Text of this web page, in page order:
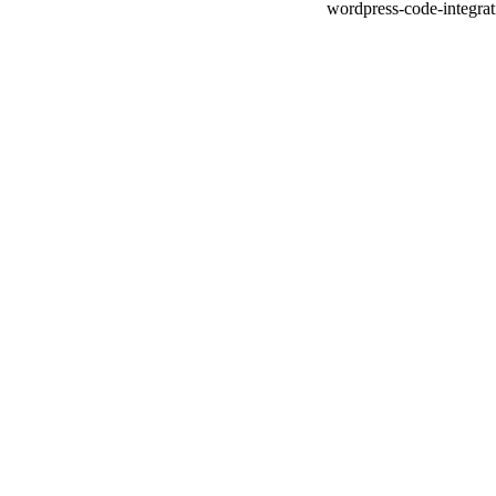
wordpress-code-